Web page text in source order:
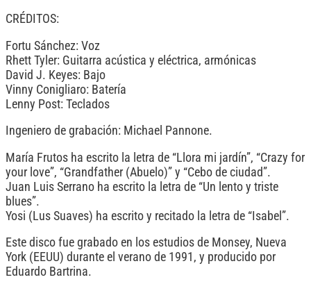
CRÉDITOS:
Fortu Sánchez: Voz
Rhett Tyler: Guitarra acústica y eléctrica, armónicas
David J. Keyes: Bajo
Vinny Conigliaro: Batería
Lenny Post: Teclados
Ingeniero de grabación: Michael Pannone.
María Frutos ha escrito la letra de “Llora mi jardín”, “Crazy for
your love”, “Grandfather (Abuelo)” y “Cebo de ciudad”.
Juan Luis Serrano ha escrito la letra de “Un lento y triste
blues”.
Yosi (Lus Suaves) ha escrito y recitado la letra de “Isabel”.
Este disco fue grabado en los estudios de Monsey, Nueva
York (EEUU) durante el verano de 1991, y producido por
Eduardo Bartrina.